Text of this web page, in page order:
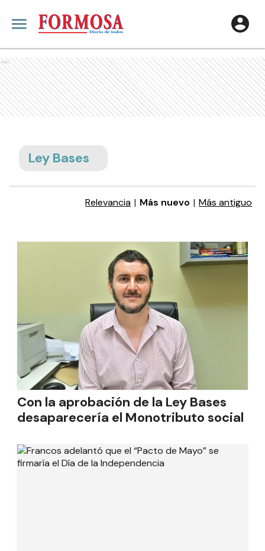
Ads
Ley Bases
Relevancia | Más nuevo | Más antiguo
Con la aprobación de la Ley Bases
desaparecería el Monotributo social